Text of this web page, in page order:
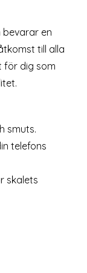
Max 2-PACK
en
till alla
för dig som
smuts.
telefons
skalets